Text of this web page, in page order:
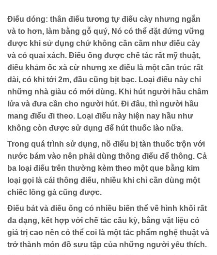
Điếu dóng: thân điếu tương tự điếu cày nhưng ngắn
và to hơn, làm bằng gỗ quý, Nó có thể đặt đứng vững
được khi sử dụng chứ không cần cầm như điếu cày
và có quai xách. Điếu ống được chế tác rất mỹ thuật,
điếu khảm ốc xà cừ nhưng xe điếu là một cần trúc rất
dài, có khi tới 2m, đầu cũng bịt bạc. Loại điếu này chỉ
những nhà giàu có mới dùng. Khi hút người hầu châm
lửa và đưa cần cho người hút. Đi đâu, thì người hầu
mang điếu đi theo. Loại điếu này hiện nay hầu như
không còn được sử dụng để hút thuốc lào nữa.
Trong quá trình sử dụng, nõ điếu bị tàn thuốc trộn với
nước bám vào nên phải dùng thông điếu để thông. Cả
ba loại điếu trên thường kèm theo một que bằng kim
loại gọi là cái thông điếu, nhiều khi chỉ cần dùng một
chiếc lông gà cũng được.
Điếu bát và điếu ống có nhiều biến thể về hình khối rất
đa dạng, kết hợp với chế tác cầu kỳ, bằng vật liệu có
giá trị cao nên có thể coi là một tác phẩm nghệ thuật và
trở thành món đồ sưu tập của những người yêu thích.